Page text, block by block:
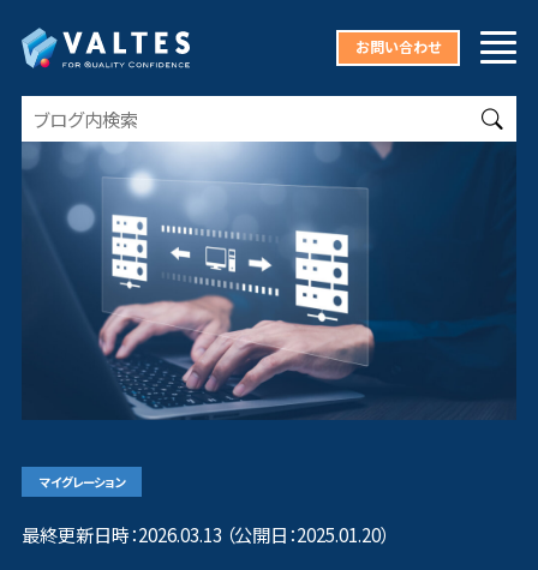
お問い合わせ
マイグレーション
最終更新日時：2026.03.13 （公開日：2025.01.20）